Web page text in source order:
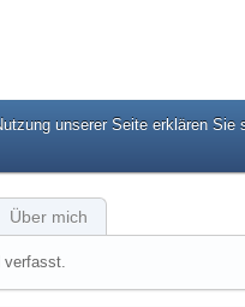
unserer Seite erklären
Über mich
verfasst.